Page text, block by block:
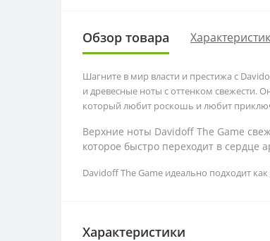
Обзор товара
Шагните в мир власти и престижа с
и древесные ноты с оттенком свежести.
который любит роскошь и любит
Верхние ноты Davidoff The Game
которое быстро переходит в сердце
Davidoff The Game идеально подходит
Характеристики